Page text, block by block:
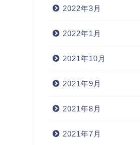
2022年3月
2022年1月
2021年10月
2021年9月
2021年8月
2021年7月